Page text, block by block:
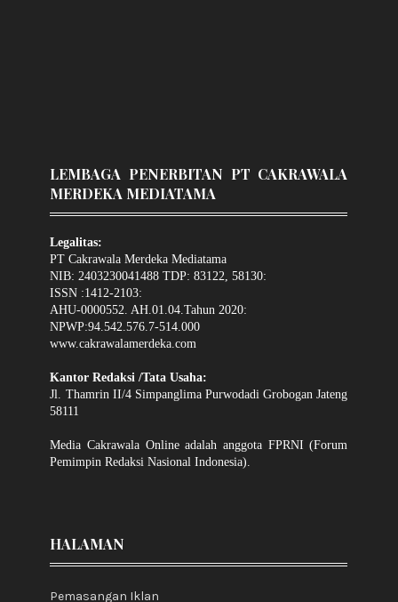
LEMBAGA PENERBITAN PT CAKRAWALA
MERDEKA MEDIATAMA
Legalitas:
PT Cakrawala Merdeka Mediatama
NIB: 2403230041488 TDP: 83122, 58130:
ISSN :1412-2103:
AHU-0000552. AH.01.04.Tahun 2020:
NPWP:94.542.576.7-514.000
www.cakrawalamerdeka.com
Kantor Redaksi /Tata Usaha:
Jl. Thamrin II/4 Simpanglima Purwodadi Grobogan Jateng
58111
Media Cakrawala Online adalah anggota FPRNI (Forum
Pemimpin Redaksi Nasional Indonesia).
HALAMAN
Pemasangan Iklan